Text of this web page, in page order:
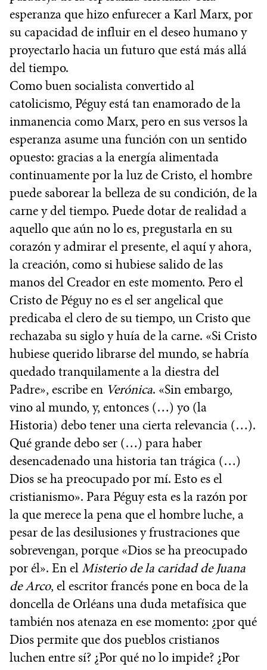
esperanza que hizo enfurecer a Karl Marx, por
su capacidad de influir en el deseo humano y
proyectarlo hacia un futuro que está más allá
del tiempo.
Como buen socialista convertido al
catolicismo, Péguy está tan enamorado de la
inmanencia como Marx, pero en sus versos la
esperanza asume una función con un sentido
opuesto: gracias a la energía alimentada
continuamente por la luz de Cristo, el hombre
puede saborear la belleza de su condición, de la
carne y del tiempo. Puede dotar de realidad a
aquello que aún no lo es, pregustarla en su
corazón y admirar el presente, el aquí y ahora,
la creación, como si hubiese salido de las
manos del Creador en este momento. Pero el
Cristo de Péguy no es el ser angelical que
predicaba el clero de su tiempo, un Cristo que
rechazaba su siglo y huía de la carne. «Si Cristo
hubiese querido librarse del mundo, se habría
quedado tranquilamente a la diestra del
Padre», escribe en Verónica. «Sin embargo,
vino al mundo, y, entonces (…) yo (la
Historia) debo tener una cierta relevancia (…).
Qué grande debo ser (…) para haber
desencadenado una historia tan trágica (…)
Dios se ha preocupado por mí. Esto es el
cristianismo». Para Péguy esta es la razón por
la que merece la pena que el hombre luche, a
pesar de las desilusiones y frustraciones que
sobrevengan, porque «Dios se ha preocupado
por él». En elMisterio de la caridad de Juana
de Arco, el escritor francés pone en boca de la
doncella de Orléans una duda metafísica que
también nos atenaza en ese momento: ¿por qué
Dios permite que dos pueblos cristianos
luchen entre sí? ¿Por qué no lo impide? ¿Por